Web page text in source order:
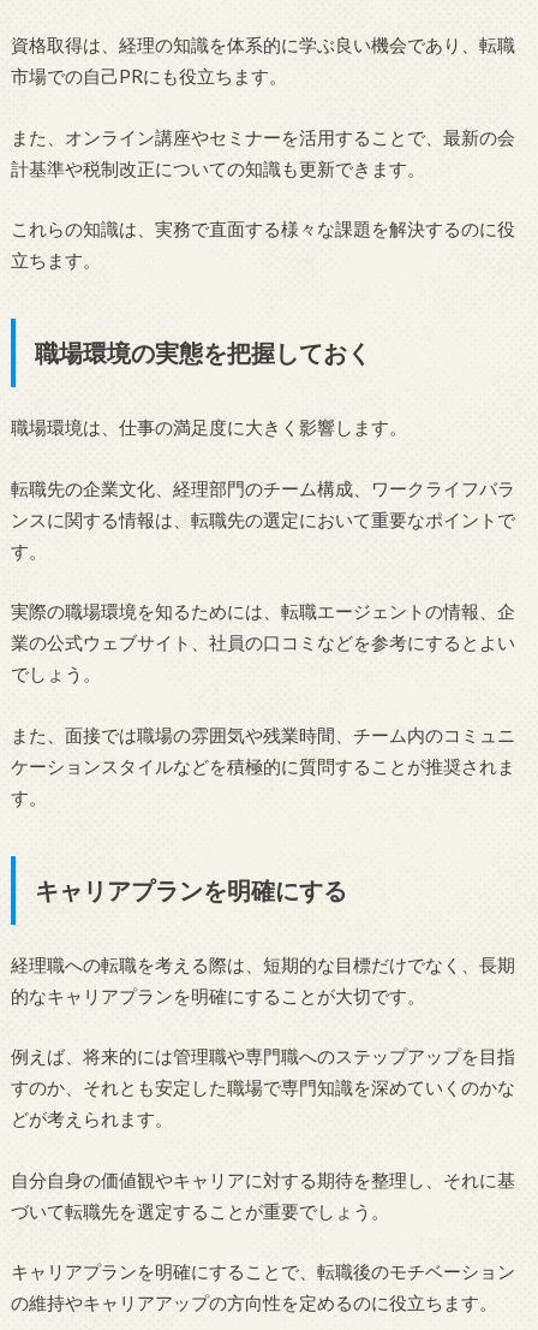
資格取得は、経理の知識を体系的に学ぶ良い機会であり、転職
市場での自己PRにも役立ちます。
また、オンライン講座やセミナーを活用することで、最新の会
計基準や税制改正についての知識も更新できます。
これらの知識は、実務で直面する様々な課題を解決するのに役
立ちます。
職場環境の実態を把握しておく
職場環境は、仕事の満足度に大きく影響します。
転職先の企業文化、経理部門のチーム構成、ワークライフバラ
ンスに関する情報は、転職先の選定において重要なポイントで
す。
実際の職場環境を知るためには、転職エージェントの情報、企
業の公式ウェブサイト、社員の口コミなどを参考にするとよい
でしょう。
また、面接では職場の雰囲気や残業時間、チーム内のコミュニ
ケーションスタイルなどを積極的に質問することが推奨されま
す。
キャリアプランを明確にする
経理職への転職を考える際は、短期的な目標だけでなく、長期
的なキャリアプランを明確にすることが大切です。
例えば、将来的には管理職や専門職へのステップアップを目指
すのか、それとも安定した職場で専門知識を深めていくのかな
どが考えられます。
自分自身の価値観やキャリアに対する期待を整理し、それに基
づいて転職先を選定することが重要でしょう。
キャリアプランを明確にすることで、転職後のモチベーション
の維持やキャリアアップの方向性を定めるのに役立ちます。